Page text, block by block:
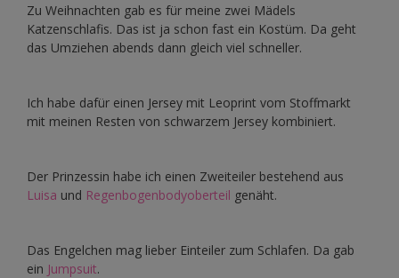
Zu Weihnachten gab es für meine zwei Mädels
Katzenschlafis. Das ist ja schon fast ein Kostüm. Da geht
das Umziehen abends dann gleich viel schneller.
Ich habe dafür einen Jersey mit Leoprint vom Stoffmarkt
mit meinen Resten von schwarzem Jersey kombiniert.
Der Prinzessin habe ich einen Zweiteiler bestehend aus
Luisa und Regenbogenbodyoberteil genäht.
Das Engelchen mag lieber Einteiler zum Schlafen. Da gab
ein Jumpsuit.